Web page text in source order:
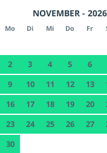
NOVEMBER - 2026
Mo Di Mi Do Fr
2
3 4 5 6
9
10 11 12 13
16
17 18 19 20
23
24 25 26 27
30